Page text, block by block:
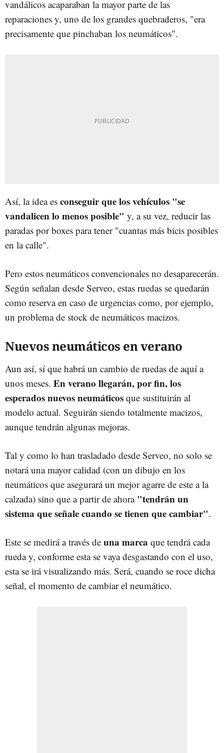
vandálicos acaparaban la mayor parte de las
reparaciones y, uno de los grandes quebraderos, "era
precisamente que pinchaban los neumáticos".
Así, la idea es conseguir que los vehículos "se
vandalicen lo menos posible" y, a su vez, reducir las
paradas por boxes para tener "cuantas más bicis posibles
en la calle".
Pero estos neumáticos convencionales no desaparecerán.
Según señalan desde Serveo, estas ruedas se quedarán
como reserva en caso de urgencias como, por ejemplo,
un problema de stock de neumáticos macizos.
Nuevos neumáticos en verano
Aun así, sí que habrá un cambio de ruedas de aquí a
unos meses. En verano llegarán, por fin, los
esperados nuevos neumáticos que sustituirán al
modelo actual. Seguirán siendo totalmente macizos,
aunque tendrán algunas mejoras.
Tal y como lo han trasladado desde Serveo, no solo se
notará una mayor calidad (con un dibujo en los
neumáticos que asegurará un mejor agarre de este a la
calzada) sino que a partir de ahora "tendrán un
sistema que señale cuando se tienen que cambiar".
Este se medirá a través de una marca que tendrá cada
rueda y, conforme esta se vaya desgastando con el uso,
esta se irá visualizando más. Será, cuando se roce dicha
señal, el momento de cambiar el neumático.